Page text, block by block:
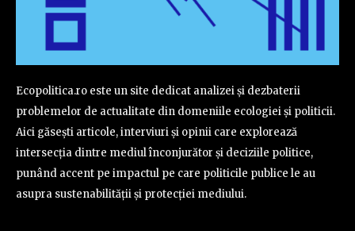
Ecopolitica.ro este un site dedicat analizei și dezbaterii
problemelor de actualitate din domeniile ecologiei și politicii.
Aici găsești articole, interviuri și opinii care explorează
intersecția dintre mediul înconjurător și deciziile politice,
punând accent pe impactul pe care politicile publice le au
asupra sustenabilității și protecției mediului.